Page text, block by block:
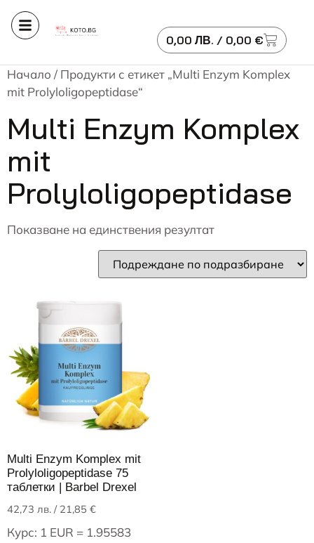
0,00 ЛВ. / 0,00 €
Начало / Продукти с етикет „Multi Enzym Komplex
mit Prolyloligopeptidase“
Multi Enzym Komplex
mit
Prolyloligopeptidase
Показване на единствения резултат
Multi Enzym Komplex mit
Prolyloligopeptidase 75
таблетки | Barbel Drexel
42,73 лв. / 21,85 €
Курс: 1 EUR = 1.95583